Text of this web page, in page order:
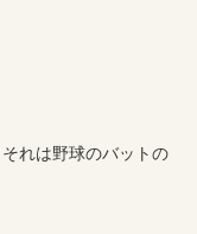
れは野球のバットの